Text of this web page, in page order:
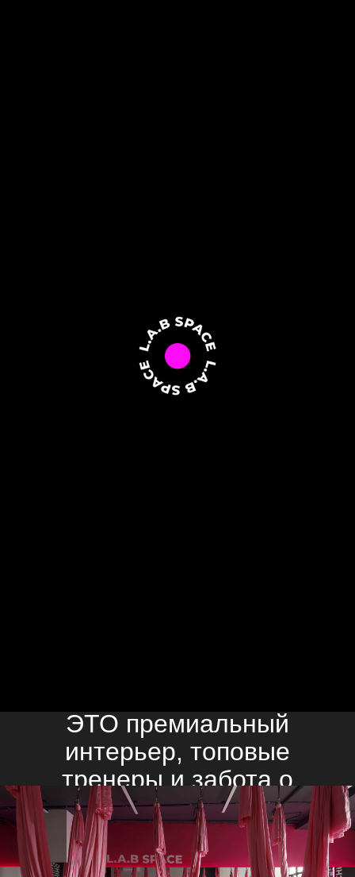
фитнеса L.A.B
SPACE молодёжная
500₽ 700₽
ЭТО премиальный
интерьер, топовые
тренеры и забота о
посетителях